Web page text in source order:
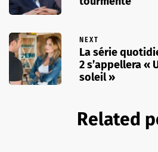
NEXT
La série
2 s’appellera «
soleil »
Related